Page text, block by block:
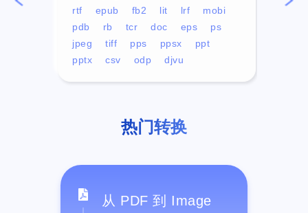
rtf
epub fb2 lit lrf
mobi
pdb
rb tcr doc eps
ps
jpeg
tiff pps ppsx
ppt
pptx
csv odp djvu
热门转换
从 PDF 到 Image